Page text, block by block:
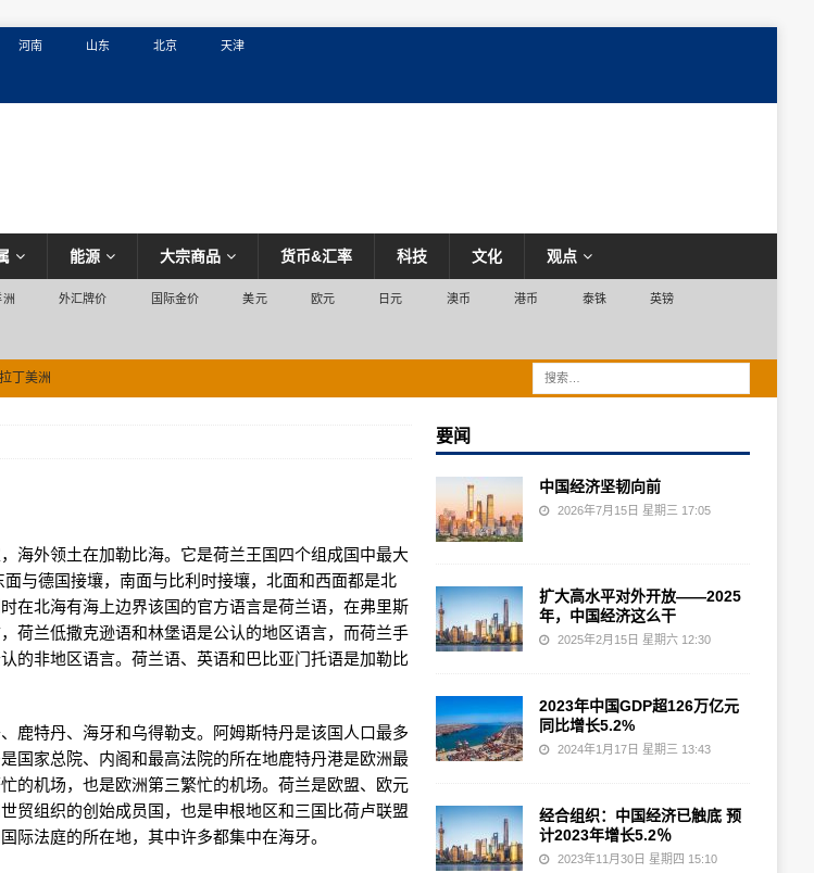
河南 山东 北京 天津
能源 大宗商品 货币&汇率 科技 文化 观点
洲 外汇牌价 国际金价 美元 欧元 日元 澳币 港币 泰铢 英镑
拉丁美洲
海外领土在加勒比海。它是荷兰王国四个组成国中最大
与德国接壤，南面与比利时接壤，北面和西面都是北
在北海有海上边界该国的官方语言是荷兰语，在弗里斯
荷兰低撒克逊语和林堡语是公认的地区语言，而荷兰手
的非地区语言。荷兰语、英语和巴比亚门托语是加勒比
鹿特丹、海牙和乌得勒支。阿姆斯特丹是该国人口最多
国家总院、内阁和最高法院的所在地鹿特丹港是欧洲最
的机场，也是欧洲第三繁忙的机场。荷兰是欧盟、欧元
贸组织的创始成员国，也是申根地区和三国比荷卢联盟
际法庭的所在地，其中许多都集中在海牙。
要闻
中国经济坚韧向前
2026年7月15日 星期三 17:05
扩大高水平对外开放——2025
年，中国经济这么干
2025年2月15日 星期六 12:30
2023年中国GDP超126万亿元
同比增长5.2%
2024年1月17日 星期三 13:43
经合组织：中国经济已触底 预
计2023年增长5.2％
2023年11月30日 星期四 15:10